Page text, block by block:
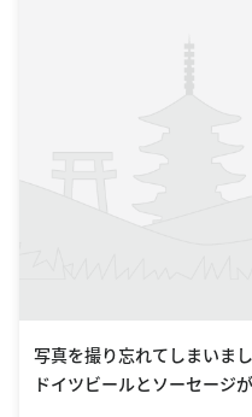
写真を撮り忘れてしまいま
ドイツビールとソーセージ